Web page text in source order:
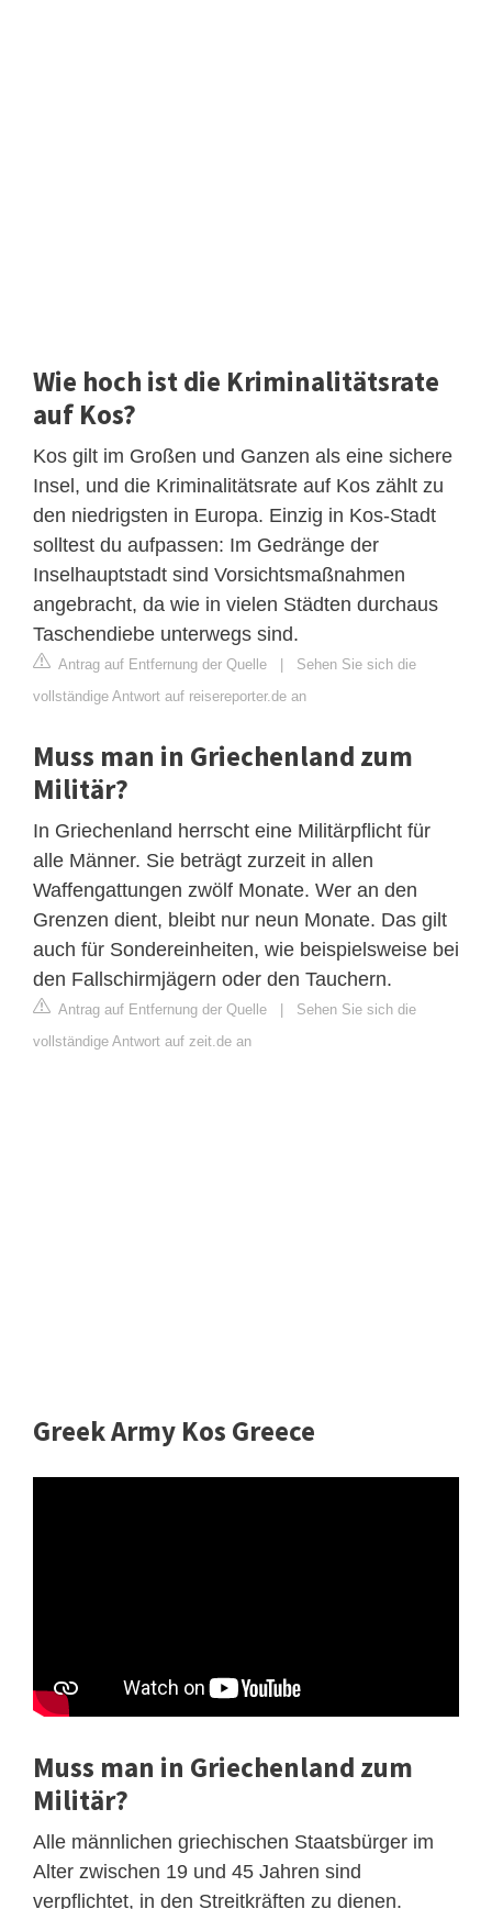
Wie hoch ist die Kriminalitätsrate
auf Kos?
Kos gilt im Großen und Ganzen als eine sichere
Insel, und die Kriminalitätsrate auf Kos zählt zu
den niedrigsten in Europa. Einzig in Kos-Stadt
solltest du aufpassen: Im Gedränge der
Inselhauptstadt sind Vorsichtsmaßnahmen
angebracht, da wie in vielen Städten durchaus
Taschendiebe unterwegs sind.
Antrag auf Entfernung der Quelle
Sehen Sie sich die
vollständige Antwort auf reisereporter.de an
Muss man in Griechenland zum
Militär?
In Griechenland herrscht eine Militärpflicht für
alle Männer. Sie beträgt zurzeit in allen
Waffengattungen zwölf Monate. Wer an den
Grenzen dient, bleibt nur neun Monate. Das gilt
auch für Sondereinheiten, wie beispielsweise bei
den Fallschirmjägern oder den Tauchern.
Antrag auf Entfernung der Quelle
Sehen Sie sich die
vollständige Antwort auf zeit.de an
Greek Army Kos Greece
Muss man in Griechenland zum
Militär?
Alle männlichen griechischen Staatsbürger im
Alter zwischen 19 und 45 Jahren sind
verpflichtet, in den Streitkräften zu dienen.